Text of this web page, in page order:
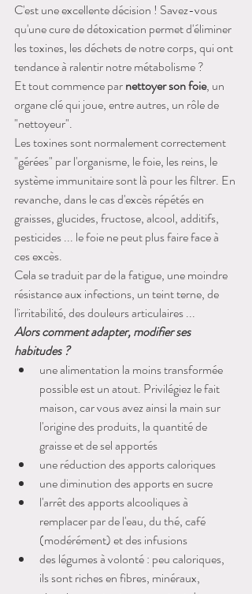
C'est une excellente décision ! Savez-vous
qu'une cure de détoxication permet d'éliminer
les toxines, les déchets de notre corps, qui ont
tendance à ralentir notre métabolisme ?
Et tout commence par nettoyer son foie, un
organe clé qui joue, entre autres, un rôle de
"nettoyeur".
Les toxines sont normalement correctement
"gérées" par l'organisme, le foie, les reins, le
système immunitaire sont là pour les filtrer. En
revanche, dans le cas d'excès répétés en
graisses, glucides, fructose, alcool, additifs,
pesticides ... le foie ne peut plus faire face à
ces excès.
Cela se traduit par de la fatigue, une moindre
résistance aux infections, un teint terne, de
l'irritabilité, des douleurs articulaires ...
Alors comment adapter, modifier ses
habitudes ?
une alimentation la moins transformée
possible est un atout. Privilégiez le fait
maison, car vous avez ainsi la main sur
l'origine des produits, la quantité de
graisse et de sel apportés
une réduction des apports caloriques
une diminution des apports en sucre
l'arrêt des apports alcooliques à
remplacer par de l'eau, du thé, café
(modérément) et des infusions
des légumes à volonté : peu caloriques,
ils sont riches en fibres, minéraux,